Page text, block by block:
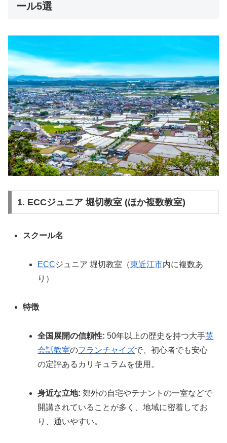
ール5選
1. ECCジュニア 堀切教室 (ほか複数教室)
スクール名
ECCジュニア 堀切教室（東近江市内に複数あ
り）
特徴
全国展開の信頼性: 50年以上の歴史を持つ大手英
会話教室のフランチャイズで、初心者でも安心
の定評あるカリキュラムを使用。
身近な立地: 郊外の自宅やテナントの一室などで
開講されていることが多く、地域に密着してお
り、通いやすい。